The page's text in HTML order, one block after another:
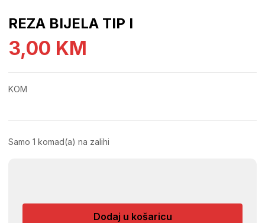
REZA BIJELA TIP I
3,00 KM
KOM
Samo 1 komad(a) na zalihi
TIP
Dodaj u košaricu